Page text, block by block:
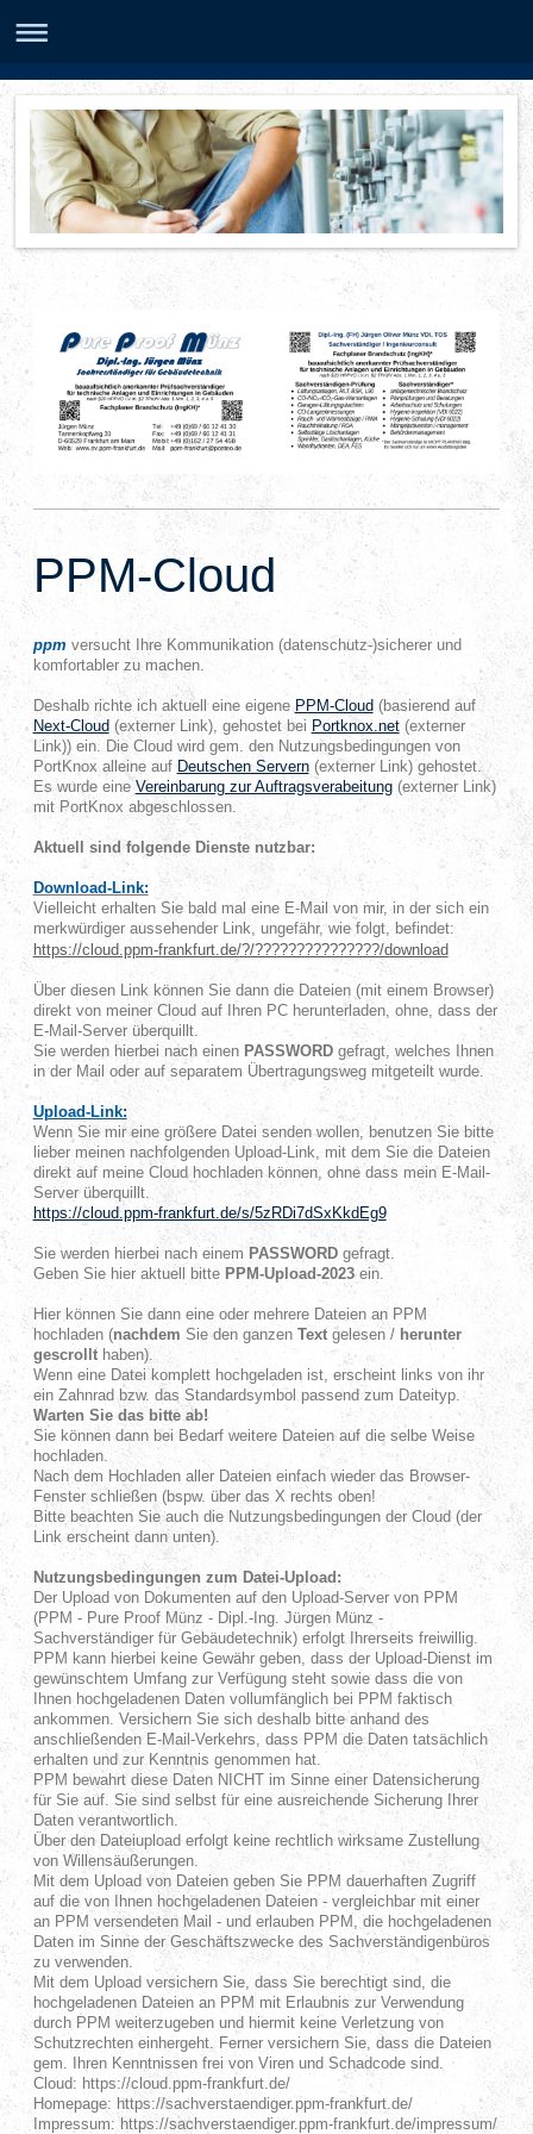
PPM-Cloud
ppm versucht Ihre Kommunikation (datenschutz-)sicherer und
komfortabler zu machen.
Deshalb richte ich aktuell eine eigene PPM-Cloud(basierend auf
Next-Cloud (externer Link), gehostet bei Portknox.net(externer
Link)) ein. Die Cloud wird gem. den Nutzungsbedingungen von
PortKnox alleine auf Deutschen Servern(externer Link) gehostet.
Es wurde eine Vereinbarung zur Auftragsverabeitung(externer Link)
mit PortKnox abgeschlossen.
Aktuell sind folgende Dienste nutzbar:
Download-Link:
Vielleicht erhalten Sie bald mal eine E-Mail von mir, in der sich ein
merkwürdiger aussehender Link, ungefähr, wie folgt, befindet:
https://cloud.ppm-frankfurt.de/?/???????????????/download
Über diesen Link können Sie dann die Dateien (mit einem Browser)
direkt von meiner Cloud auf Ihren PC herunterladen, ohne, dass der
E-Mail-Server überquillt.
Sie werden hierbei nach einen PASSWORDgefragt, welches Ihnen
in der Mail oder auf separatem Übertragungsweg mitgeteilt wurde.
Upload-Link:
Wenn Sie mir eine größere Datei senden wollen, benutzen Sie bitte
lieber meinen nachfolgenden Upload-Link, mit dem Sie die Dateien
direkt auf meine Cloud hochladen können, ohne dass mein E-Mail-
Server überquillt.
https://cloud.ppm-frankfurt.de/s/5zRDi7dSxKkdEg9
Sie werden hierbei nach einem PASSWORDgefragt.
Geben Sie hier aktuell bitte PPM-Upload-2023ein.
Hier können Sie dann eine oder mehrere Dateien an PPM
hochladen (nachdem Sie den ganzen Textgelesen / herunter
gescrollthaben).
Wenn eine Datei komplett hochgeladen ist, erscheint links von ihr
ein Zahnrad bzw. das Standardsymbol passend zum Dateityp.
Warten Sie das bitte ab!
Sie können dann bei Bedarf weitere Dateien auf die selbe Weise
hochladen.
Nach dem Hochladen aller Dateien einfach wieder das Browser-
Fenster schließen (bspw. über das X rechts oben!
Bitte beachten Sie auch die Nutzungsbedingungen der Cloud (der
Link erscheint dann unten).
Nutzungsbedingungen zum Datei-Upload:
Der Upload von Dokumenten auf den Upload-Server von PPM
(PPM - Pure Proof Münz - Dipl.-Ing. Jürgen Münz -
Sachverständiger für Gebäudetechnik) erfolgt Ihrerseits freiwillig.
PPM kann hierbei keine Gewähr geben, dass der Upload-Dienst im
gewünschtem Umfang zur Verfügung steht sowie dass die von
Ihnen hochgeladenen Daten vollumfänglich bei PPM faktisch
ankommen. Versichern Sie sich deshalb bitte anhand des
anschließenden E-Mail-Verkehrs, dass PPM die Daten tatsächlich
erhalten und zur Kenntnis genommen hat.
PPM bewahrt diese Daten NICHT im Sinne einer Datensicherung
für Sie auf. Sie sind selbst für eine ausreichende Sicherung Ihrer
Daten verantwortlich.
Über den Dateiupload erfolgt keine rechtlich wirksame Zustellung
von Willensäußerungen.
Mit dem Upload von Dateien geben Sie PPM dauerhaften Zugriff
auf die von Ihnen hochgeladenen Dateien - vergleichbar mit einer
an PPM versendeten Mail - und erlauben PPM, die hochgeladenen
Daten im Sinne der Geschäftszwecke des Sachverständigenbüros
zu verwenden.
Mit dem Upload versichern Sie, dass Sie berechtigt sind, die
hochgeladenen Dateien an PPM mit Erlaubnis zur Verwendung
durch PPM weiterzugeben und hiermit keine Verletzung von
Schutzrechten einhergeht. Ferner versichern Sie, dass die Dateien
gem. Ihren Kenntnissen frei von Viren und Schadcode sind.
Cloud: https://cloud.ppm-frankfurt.de/
Homepage: https://sachverstaendiger.ppm-frankfurt.de/
Impressum: https://sachverstaendiger.ppm-frankfurt.de/impressum/